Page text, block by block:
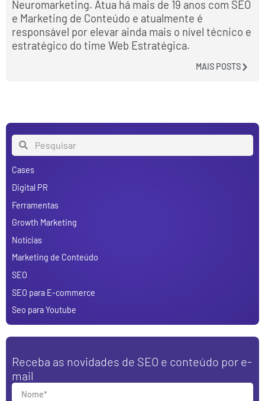
Neuromarketing. Atua há mais de 19 anos com SEO
e Marketing de Conteúdo e atualmente é
responsável por elevar ainda mais o nível técnico e
estratégico do time Web Estratégica.
MAIS POSTS
Cases
Digital PR
Ferramentas
Growth Marketing
Notícias
Marketing de Conteúdo
SEO
SEO para E-commerce
Seo para Youtube
Receba as novidades de SEO e conteúdo por e-
mail